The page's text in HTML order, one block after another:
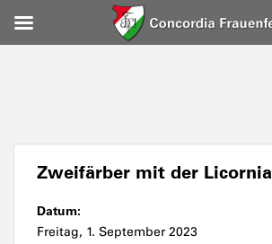
Zweifärber mit der Licornia
Datum:
Freitag, 1. September 2023